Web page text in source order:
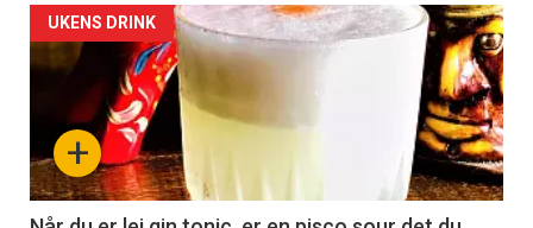
+
UKENS DRINK